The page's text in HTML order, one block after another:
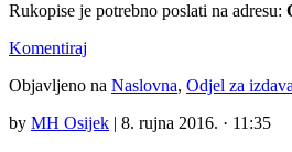
Rukopise je potrebno poslati na adresu:
Komentiraj
Objavljeno na Naslovna, Odjel za
by MH Osijek | 8. rujna 2016. · 11:35